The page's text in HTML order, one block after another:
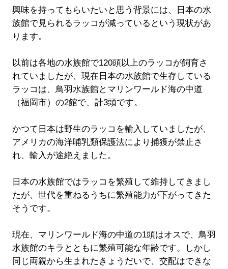
興味を持ってもらいたいと思う背景には、日本の水
族館で見られるラッコが減っているという現状があ
ります。
以前は各地の水族館で120頭以上のラッコが飼育さ
れていましたが、現在日本の水族館で生存している
ラッコは、鳥羽水族館とマリンワールド海の中道
（福岡市）の2館で、計3頭です。
かつて日本は野生のラッコを輸入していましたが、
アメリカの海洋哺乳類保護法により捕獲が禁止さ
れ、輸入が途絶えました。
日本の水族館ではラッコを繁殖して維持してきまし
たが、世代を重ねるうちに繁殖能力が下がってきた
そうです。
現在、マリンワールド海の中道の1頭はオスで、鳥羽
水族館のキラとともに繁殖可能な年齢です。しかし
同じ両親から生まれたきょうだいで、交配はできな